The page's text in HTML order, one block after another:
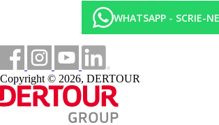
WHATSAPP - SCRIE-NE
Copyright © 2026, DERTOUR